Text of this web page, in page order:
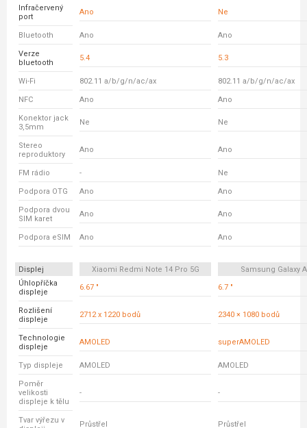
Infračervený
port
Ano Ne
Bluetooth Ano Ano
Verze
bluetooth
5.4 5.3
Wi-Fi 802.11 a/b/g/n/ac/ax 802.11 a/b/g/n/ac/ax
NFC Ano Ano
Konektor jack
3,5mm
Ne Ne
Stereo
reproduktory
Ano Ano
FM rádio - Ne
Podpora OTG Ano Ano
Podpora dvou
SIM karet
Ano Ano
Podpora eSIM Ano Ano
Displej Xiaomi Redmi Note 14 Pro 5G
Samsung Galaxy
Úhlopříčka
displeje
6.67 " 6.7 "
Rozlišení
displeje
2712 x 1220 bodů 2340 × 1080 bodů
Technologie
displeje
AMOLED superAMOLED
Typ displeje AMOLED AMOLED
Poměr
velikosti
displeje k tělu
- -
Tvar výřezu v
Průstřel Průstřel